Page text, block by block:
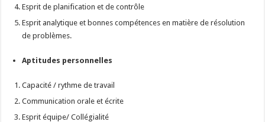
Esprit de planification et de contrôle
Esprit analytique et bonnes compétences en matière de résolution
de problèmes.
Aptitudes personnelles
Capacité / rythme de travail
Communication orale et écrite
Esprit équipe/ Collégialité